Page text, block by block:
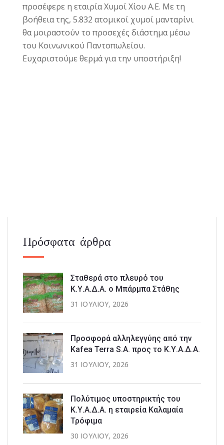
προσέφερε η εταιρία Χυμοί Χίου Α.Ε. Με τη
βοήθεια της, 5.832 ατομικοί χυμοί μανταρίνι
θα μοιραστούν το προσεχές διάστημα μέσω
του Κοινωνικού Παντοπωλείου.
Ευχαριστούμε θερμά για την υποστήριξη!
Πρόσφατα άρθρα
Σταθερά στο πλευρό του
Κ.Υ.Α.Δ.Α. ο Μπάρμπα Στάθης
31 ΙΟΥΛΊΟΥ, 2026
Προσφορά αλληλεγγύης από την
Kafea Terra S.A. προς το Κ.Υ.Α.Δ.Α.
31 ΙΟΥΛΊΟΥ, 2026
Πολύτιμος υποστηρικτής του
Κ.Υ.Α.Δ.Α. η εταιρεία Καλαμαία
Τρόφιμα
30 ΙΟΥΛΊΟΥ, 2026